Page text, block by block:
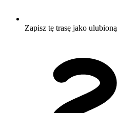
Zapisz tę trasę jako